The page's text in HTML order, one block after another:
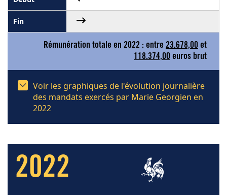
Rémunération totale en 2022 : entre 23.678,00 et
118.374,00 euros brut
Voir les graphiques de l'évolution journalière
des mandats exercés par Marie Georgien en
2022
2022